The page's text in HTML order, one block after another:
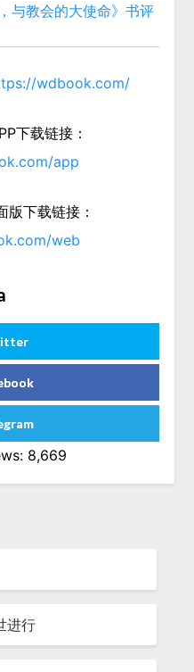
与教会的大使命》书评
wdbook.com/
下载链接：
app
版下载链接：
web
8,669
进行